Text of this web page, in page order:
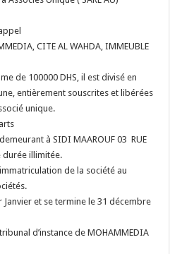
CITE AL WAHDA, IMMEUBLE
de 100000 DHS, il est divisé en
entièrement souscrites et libérées
unique.
à SIDI MAAROUF 03 RUE
durée illimitée.
de la société au
Janvier et se termine le 31 décembre
d’instance de MOHAMMEDIA